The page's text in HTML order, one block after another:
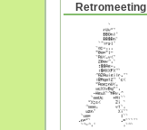
Retromeeting